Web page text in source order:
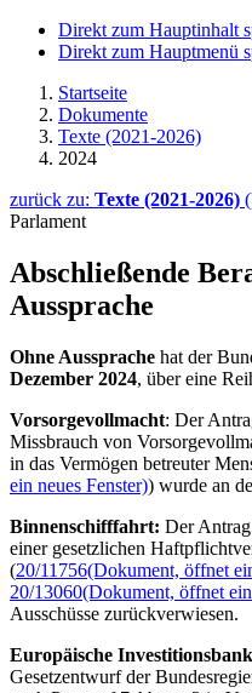
Direkt zum Hauptinhalt
Direkt zum Hauptmenü
Startseite
Dokumente
Texte (2021-2026)
2024
zurück zu: Texte (2021-2026)
Parlament
Abschließende
Aussprache
Ohne Aussprache hat der
Dezember 2024, über eine
Vorsorgevollmacht: Der
Missbrauch von
in das Vermögen betreuter
ein neues Fenster)) wurde an
Binnenschifffahrt: Der
einer gesetzlichen
(20/11756(Dokument, öffnet
20/13060(Dokument, öffnet
Ausschüsse zurückverwiesen.
Europäische Investitionsbank
Gesetzentwurf der